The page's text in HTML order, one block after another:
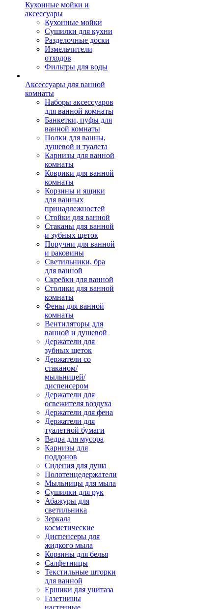
Кухонные мойки и
аксессуары
Кухонные мойки
Сушилки для кухни
Разделочные доски
Измельчители
отходов
Фильтры для воды
Аксессуары для ванной
комнаты
Наборы аксессуаров
для ванной комнаты
Банкетки, пуфы для
ванной комнаты
Полки для ванны,
душевой и туалета
Карнизы для ванной
комнаты
Коврики для ванной
комнаты
Корзины и ящики
для ванных
принадлежностей
Стойки для ванной
Стаканы для ванной
и зубных щеток
Поручни для ванной
и раковины
Светильники, бра
для ванной
Скребки для ванной
Столики для ванной
комнаты
Фены для ванной
комнаты
Вентиляторы для
ванной и душевой
Держатели для
зубных щеток
Держатели со
стаканом/
мыльницей/
диспенсером
Держатели для
освежителя воздуха
Держатели для фена
Держатели для
туалетной бумаги
Ведра для мусора
Карнизы для
поддонов
Сидения для душа
Полотенцедержатели
Мыльницы для мыла
Сушилки для рук
Абажуры для
светильника
Зеркала
косметические
Диспенсеры для
жидкого мыла
Корзины для белья
Салфетницы
Текстильные шторки
для ванной
Ершики для унитаза
Газетницы
настенные